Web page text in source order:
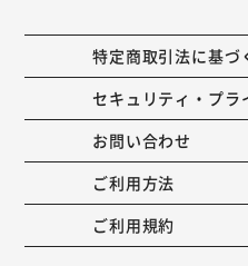
特定商取引法に基づ
セキュリティ・プラ
お問い合わせ
ご利用方法
ご利用規約